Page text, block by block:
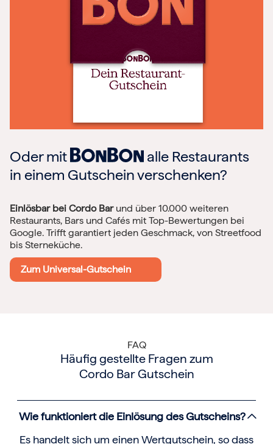
Oder mit
alle Restaurants
in einem Gutschein verschenken?
Einlösbar bei Cordo Barund über 10.000 weiteren
Restaurants, Bars und Cafés mit Top-Bewertungen bei
Google. Trifft garantiert jeden Geschmack, von Streetfood
bis Sterneküche.
Zum Universal-Gutschein
FAQ
Häufig gestellte Fragen zum
Cordo Bar Gutschein
Wie funktioniert die Einlösung des Gutscheins?
Es handelt sich um einen Wertgutschein, so dass